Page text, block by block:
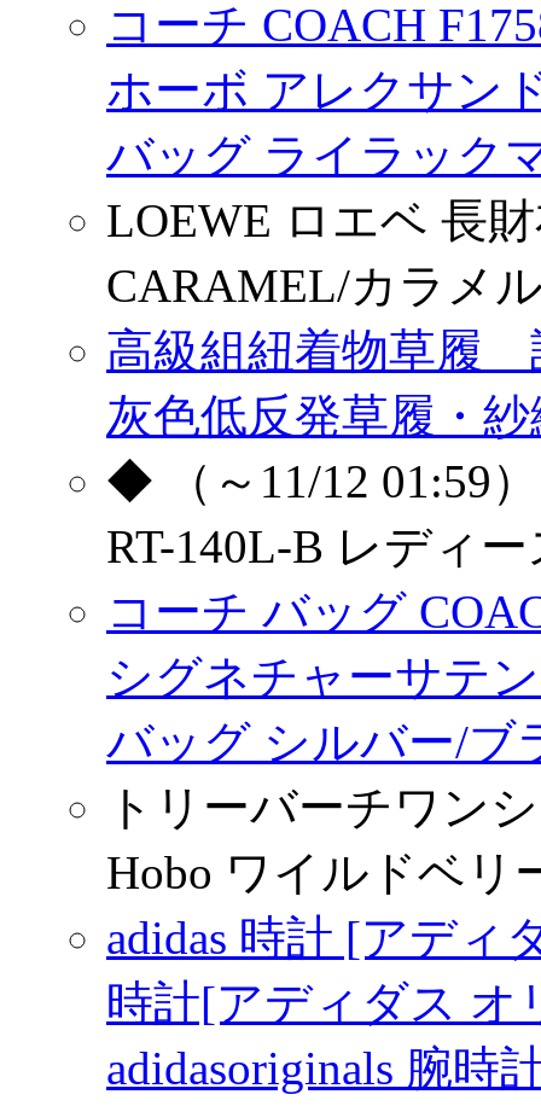
コーチ COACH
ホーボ アレクサン
バッグ ライラック
LOEWE ロエベ 長
CARAMEL/カラメ
高級組紐着物草履
灰色低反発草履・
◆ （～11/12 01:59
RT-140L-B レディー
コーチ バッグ
シグネチャーサテ
バッグ シルバー/ブ
トリーバーチワン
Hobo ワイルドベリ
adidas 時計 [アディ
時計[アディダス オ
adidasoriginals 腕時